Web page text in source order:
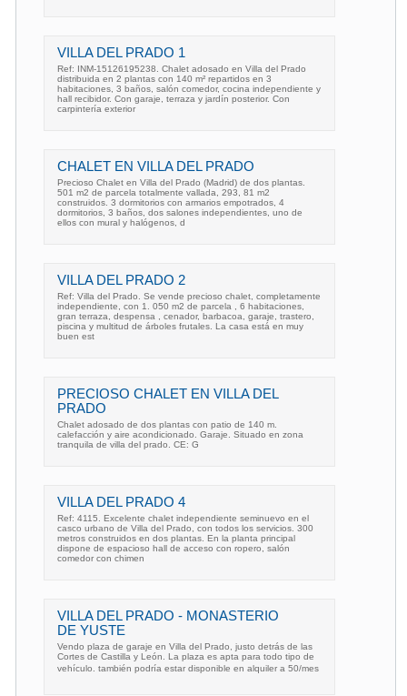
VILLA DEL PRADO 1
Ref: INM-15126195238. Chalet adosado en Villa del Prado
distribuida en 2 plantas con 140 m² repartidos en 3
habitaciones, 3 baños, salón comedor, cocina independiente y
hall recibidor. Con garaje, terraza y jardín posterior. Con
carpintería exterior
CHALET EN VILLA DEL PRADO
Precioso Chalet en Villa del Prado (Madrid) de dos plantas.
501 m2 de parcela totalmente vallada, 293, 81 m2
construidos. 3 dormitorios con armarios empotrados, 4
dormitorios, 3 baños, dos salones independientes, uno de
ellos con mural y halógenos, d
VILLA DEL PRADO 2
Ref: Villa del Prado. Se vende precioso chalet, completamente
independiente, con 1. 050 m2 de parcela , 6 habitaciones,
gran terraza, despensa , cenador, barbacoa, garaje, trastero,
piscina y multitud de árboles frutales. La casa está en muy
buen est
PRECIOSO CHALET EN VILLA DEL
PRADO
Chalet adosado de dos plantas con patio de 140 m.
calefacción y aire acondicionado. Garaje. Situado en zona
tranquila de villa del prado. CE: G
VILLA DEL PRADO 4
Ref: 4115. Excelente chalet independiente seminuevo en el
casco urbano de Villa del Prado, con todos los servicios. 300
metros construidos en dos plantas. En la planta principal
dispone de espacioso hall de acceso con ropero, salón
comedor con chimen
VILLA DEL PRADO - MONASTERIO
DE YUSTE
Vendo plaza de garaje en Villa del Prado, justo detrás de las
Cortes de Castilla y León. La plaza es apta para todo tipo de
vehículo. también podría estar disponible en alquiler a 50/mes